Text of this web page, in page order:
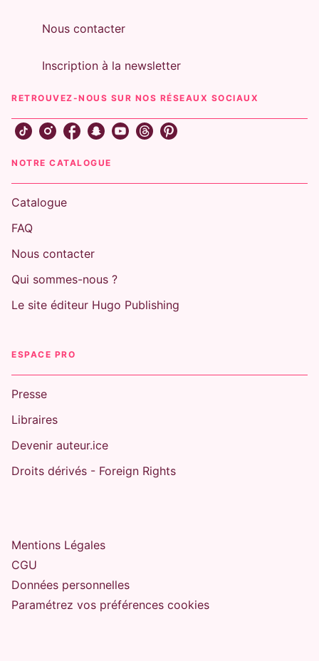
Nous contacter
Inscription à la newsletter
RETROUVEZ-NOUS SUR NOS RÉSEAUX SOCIAUX
NOTRE CATALOGUE
Catalogue
FAQ
Nous contacter
Qui sommes-nous ?
Le site éditeur Hugo Publishing
ESPACE PRO
Presse
Libraires
Devenir auteur.ice
Droits dérivés - Foreign Rights
Mentions Légales
CGU
Données personnelles
Paramétrez vos préférences cookies